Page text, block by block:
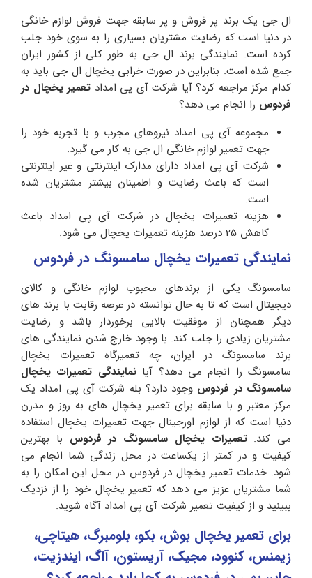
ال جی یک برند پر فروش و پر سابقه جهت فروش لوازم خانگی
در دنیا است که رضایت مشتریان بسیاری را به سوی خود جلب
کرده است. نمایندگی برند ال جی به طور کلی از کشور ایران
جمع شده است. بنابراین در صورت خرابی یخچال ال جی باید به
کدام مرکز مراجعه کرد؟ آیا شرکت آی پی امداد تعمیر یخچال در
فردوس را انجام می دهد؟
مجموعه آی پی امداد نیروهای مجرب و با تجربه خود را
جهت تعمیر لوازم خانگی ال جی به کار می گیرد.
شرکت آی پی امداد دارای مدارک اینترنتی و غیر اینترنتی
است که باعث رضایت و اطمینان بیشتر مشتریان شده
است‌.
هزینه تعمیرات یخچال در شرکت آی پی امداد باعث
کاهش 25 درصد هزینه تعمیرات یخچال می شود.
نمایندگی تعمیرات یخچال سامسونگ در فردوس
سامسونگ یکی از برندهای محبوب لوازم خانگی و کالای
دیجیتال است که تا به حال توانسته در عرصه رقابت با برند های
دیگر همچنان از موفقیت بالایی برخوردار باشد و رضایت
مشتریان زیادی را جلب کند. با وجود خارج شدن نمایندگی های
برند سامسونگ در ایران، چه تعمیرگاه تعمیرات یخچال
سامسونگ را انجام می دهد؟ آیانمایندگی تعمیرات یخچال
سامسونگ در فردوس وجود دارد؟ بله شرکت آی پی امداد یک
مرکز معتبر و با سابقه برای تعمیر یخچال های به روز و مدرن
دنیا است که از لوازم اورجینال جهت تعمیرات یخچال استفاده
می کند.تعمیرات یخچال سامسونگ در فردوس با بهترین
کیفیت و در کمتر از یکساعت در محل زندگی شما انجام می
شود. خدمات تعمیر یخچال در فردوس در محل این امکان را به
شما مشتریان عزیز می دهد که تعمیر یخچال خود را از نزدیک
ببینید و از کیفیت تعمیر شرکت آی پی امداد آگاه شوید‌.
برای تعمیر یخچال بوش، بکو، بلومبرگ، هیتاچی،
زیمنس، کنوود، مجیک، آریستون، آاگ، ایندزیت،